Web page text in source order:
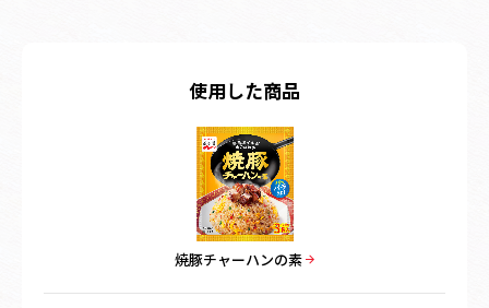
使用した商品
焼豚チャーハンの素